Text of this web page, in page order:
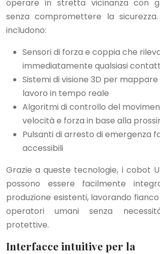
operare in stretta vicinanza con
senza compromettere la
includono:
Sensori di forza e coppia che
immediatamente qualsiasi
Sistemi di visione 3D per mappare
lavoro in tempo reale
Algoritmi di controllo del
velocità e forza in base alla
Pulsanti di arresto di emergenza
accessibili
Grazie a queste tecnologie, i cobot
possono essere facilmente
produzione esistenti, lavorando
operatori umani senza
protettive.
Interfacce intuitive per la